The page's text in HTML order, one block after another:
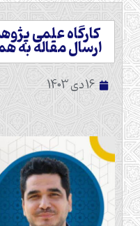
کارگاه علمی
ارسال مقاله به
16 دی 1403